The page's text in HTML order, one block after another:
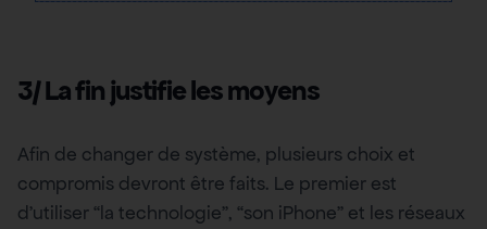
3/ La fin justifie les moyens
Afin de changer de système, plusieurs choix et
compromis devront être faits. Le premier est
d’utiliser “la technologie”, “son iPhone” et les réseaux